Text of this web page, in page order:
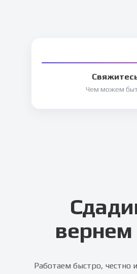
Чем можем
вернем
Работаем быстро, честно